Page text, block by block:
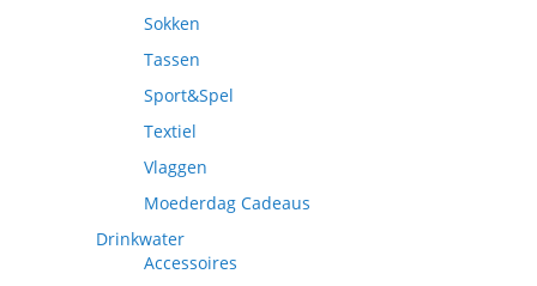
Sokken
Tassen
Sport&Spel
Textiel
Vlaggen
Moederdag Cadeaus
Drinkwater
Accessoires